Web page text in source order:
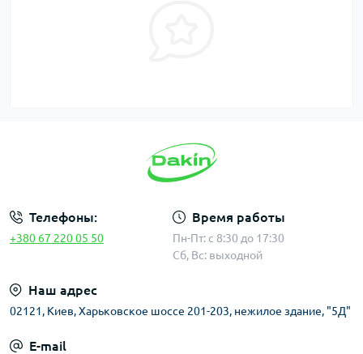
Телефоны:
+380 67 220 05 50
Время работы
Пн-Пт: с 8:30 до 17:30
Сб, Вс: выходной
Наш адрес
02121, Киев, Харьковское шоссе 201-203, нежилое здание, "5Д"
E-mail